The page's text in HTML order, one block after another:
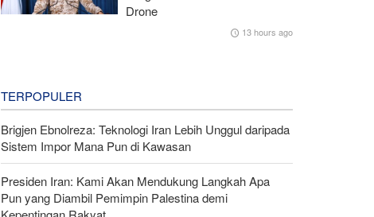
Drone
13 hours ago
TERPOPULER
Brigjen Ebnolreza: Teknologi Iran Lebih Unggul daripada
Sistem Impor Mana Pun di Kawasan
Presiden Iran: Kami Akan Mendukung Langkah Apa
Pun yang Diambil Pemimpin Palestina demi